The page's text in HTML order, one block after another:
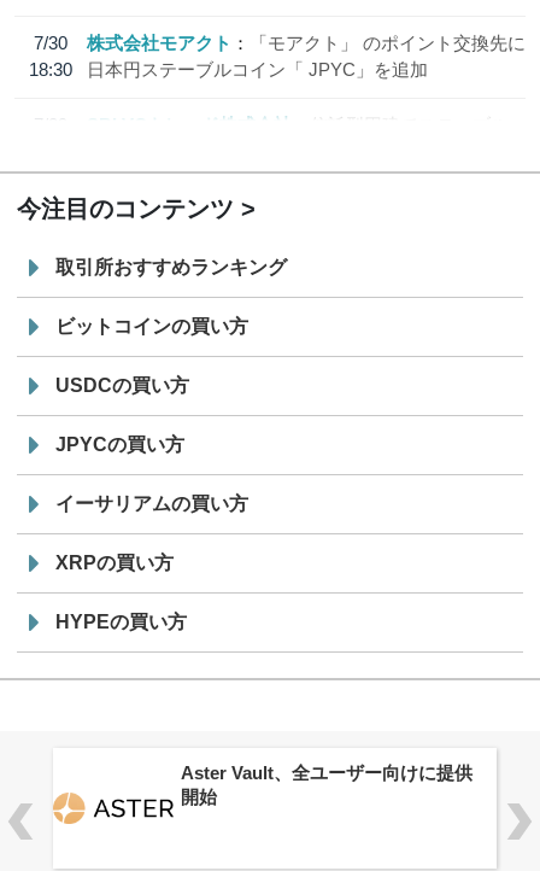
7/30
18:30
株式会社モアクト
「モアクト」 のポイント交換先に
日本円ステーブルコイン「 JPYC」を追加
7/29
SBI VCトレード株式会社
信託型円建てステーブル
今注目のコンテンツ
取引所おすすめランキング
ビットコインの買い方
USDCの買い方
JPYCの買い方
イーサリアムの買い方
XRPの買い方
HYPEの買い方
Aster Vault、全ユーザー向けに提供
開始